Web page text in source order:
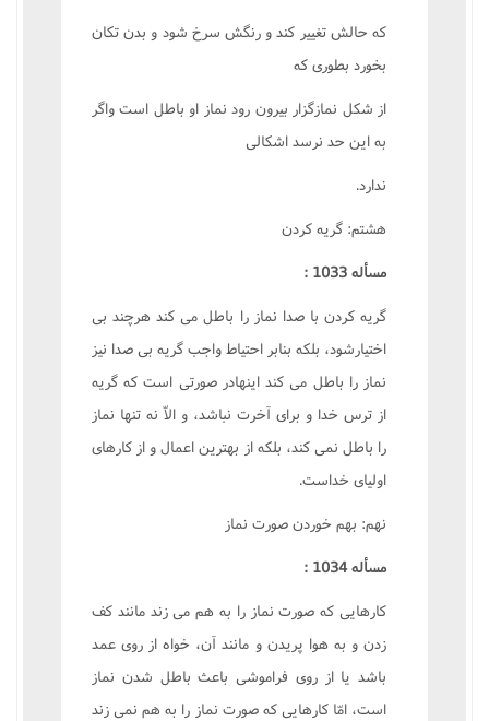
که حالش تغيير کند و رنگش سرخ شود و بدن تکان
بخورد بطورى که
از شکل نمازگزار بيرون رود نماز او باطل است واگر
به اين حد نرسد اشکالى
ندارد.
هشتم: گريه کردن
مسأله 1033 :
گريه کردن با صدا نماز را باطل مى کند هرچند بى
اختيارشود، بلکه بنابر احتياط واجب گريه بى صدا نيز
نماز را باطل مى کند اينهادر صورتى است که گريه
از ترس خدا و براى آخرت نباشد، و الاّ نه تنها نماز
را باطل نمى کند، بلکه از بهترين اعمال و از کارهاى
اولياى خداست.
نهم: بهم خوردن صورت نماز
مسأله 1034 :
کارهايى که صورت نماز را به هم مى زند مانند کف
زدن و به هوا پريدن و مانند آن، خواه از روى عمد
باشد يا از روى فراموشى باعث باطل شدن نماز
است، امّا کارهايى که صورت نماز را به هم نمى زند